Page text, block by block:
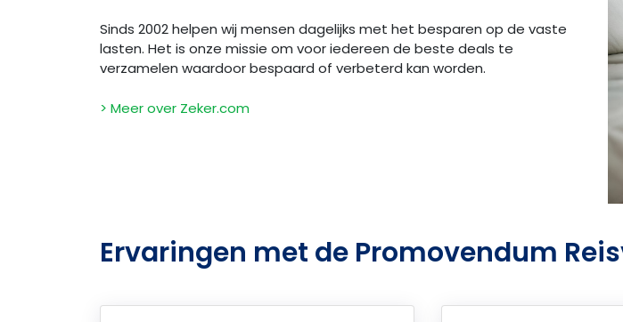
Sinds 2002 helpen wij mensen dagelijks met het besparen op de vaste
lasten. Het is onze missie om voor iedereen de beste deals te
verzamelen waardoor bespaard of verbeterd kan worden.
> Meer over Zeker.com
Ervaringen met de Promovendum